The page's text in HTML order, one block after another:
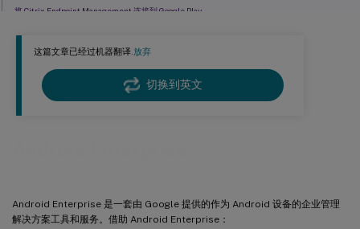
这篇文章已经过机器翻译.放弃
切换到英文
Android Enterprise 是一套由 Google 提供的作为 Android 设备的企业管理
解决方案工具和服务。借助 Android Enterprise：
将 Citrix Endpoint Management 连接到 Google Play
向 Android Enterprise 用户提供 Citrix 移动生产力应用程序
创建注册配置文件
预配 Android Enterprise 工作配置文件设备
配置 Android Enterprise 设备和应用程序策略